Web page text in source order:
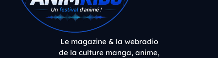
Le magazine & la webradio
de la culture manga, anime,